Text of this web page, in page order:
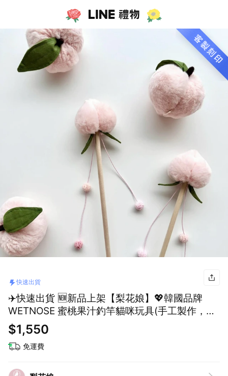
快速出貨
✈️快速出貨 🆕新品上架【梨花娘】💖韓國品牌
WETNOSE 蜜桃果汁釣竿貓咪玩具(手工製作，等
待期約10~15天)
$1,550
免運費